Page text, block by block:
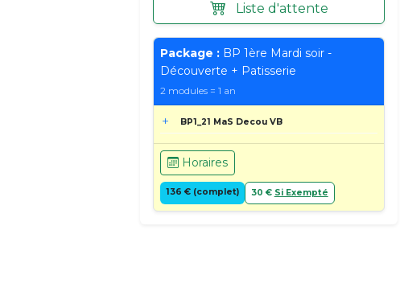
Liste d'attente
Package : BP 1ère Mardi soir -
Découverte + Patisserie
2 modules = 1 an
BP1_21 MaS Decou VB
Horaires
136 € (complet) 30 € Si Exempté